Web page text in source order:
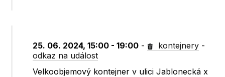
25. 06. 2024, 15:00 - 19:00 - kontejnery -
odkaz na událost
Velkoobjemový kontejner v ulici Jablonecká x